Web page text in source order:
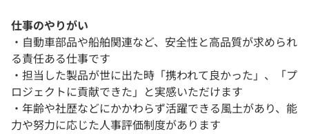
仕事のやりがい
・自動車部品や船舶関連など、安全性と高品質が求められ
る責任ある仕事です
・担当した製品が世に出た時「携われて良かった」、「プ
ロジェクトに貢献できた」と実感いただけます
・年齢や社歴などにかかわらず活躍できる風土があり、能
力や努力に応じた人事評価制度があります